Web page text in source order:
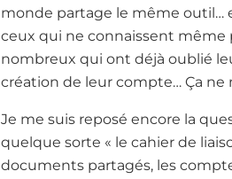
monde partage le même outil…
ceux qui ne connaissent même
nombreux qui ont déjà oublié
création de leur compte… Ça ne
Je me suis reposé encore la
quelque sorte « le cahier de
documents partagés, les